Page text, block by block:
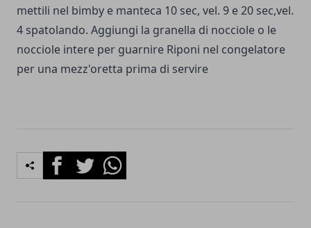
mettili nel bimby e manteca 10 sec, vel. 9 e 20 sec,vel.
4 spatolando. Aggiungi la granella di nocciole o le
nocciole intere per guarnire Riponi nel congelatore
per una mezz'oretta prima di servire
FacebookTwitterWhatsapp